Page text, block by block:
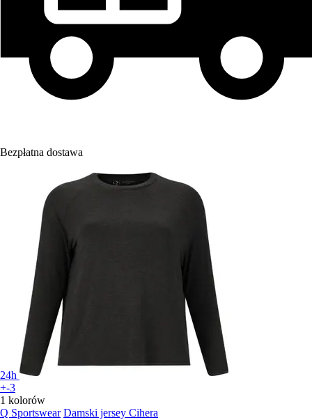
Bezpłatna dostawa
24h
+-3
1 kolorów
Q Sportswear Damski jersey Cihera